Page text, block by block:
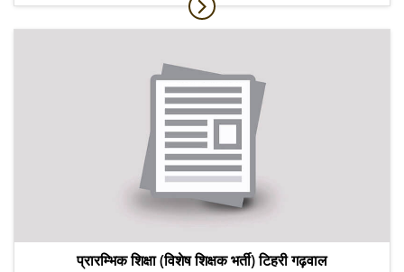
प्रारम्भिक शिक्षा (विशेष शिक्षक भर्ती) टिहरी गढ़वाल